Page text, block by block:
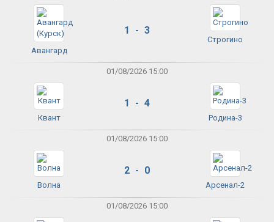
Авангард
1 - 3
Строгино
01/08/2026 15:00
Квант
1 - 4
Родина-3
01/08/2026 15:00
Волна
2 - 0
Арсенал-2
01/08/2026 15:00